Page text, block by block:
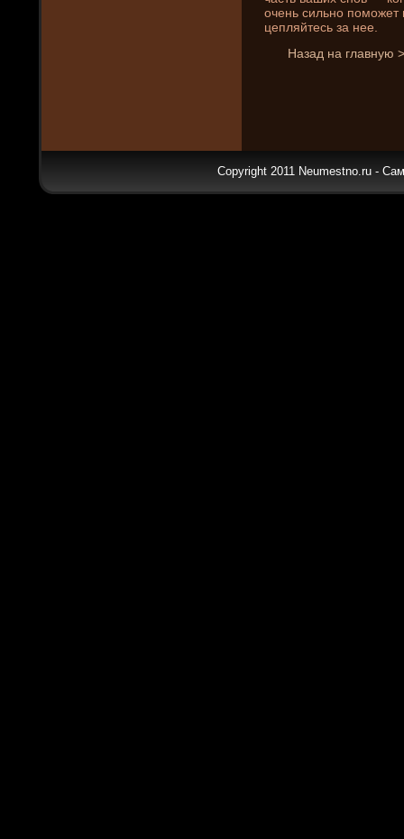
очень сильно
цепляйтесь за нее.
Назад на главную
Copyright 2011 Neumestno.ru -